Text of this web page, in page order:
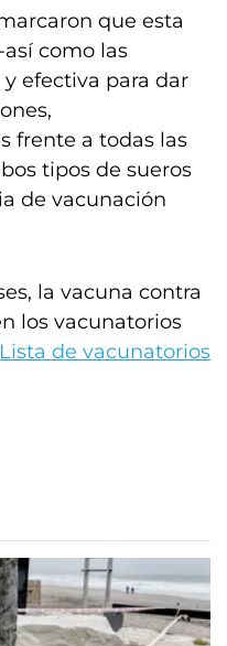
que esta
como las
efectiva para dar
frente a todas las
tipos de sueros
de vacunación
la vacuna contra
los vacunatorios
Lista de vacunatorios